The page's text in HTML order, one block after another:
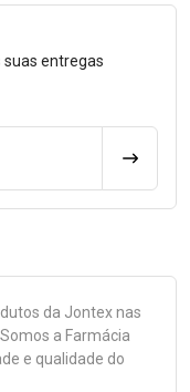
suas entregas
da Jontexnas
a Farmácia
e qualidade do